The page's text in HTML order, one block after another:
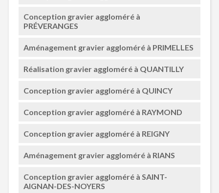
Conception gravier aggloméré à
PRÉVERANGES
Aménagement gravier aggloméré à PRIMELLES
Réalisation gravier aggloméré à QUANTILLY
Conception gravier aggloméré à QUINCY
Conception gravier aggloméré à RAYMOND
Conception gravier aggloméré à REIGNY
Aménagement gravier aggloméré à RIANS
Conception gravier aggloméré à SAINT-
AIGNAN-DES-NOYERS